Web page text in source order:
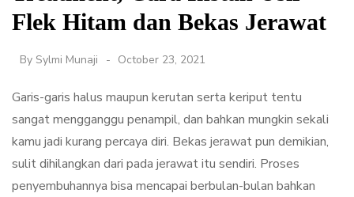
Flek Hitam dan Bekas Jerawat
By Sylmi Munaji October 23, 2021
Garis-garis halus maupun kerutan serta keriput tentu
sangat mengganggu penampil, dan bahkan mungkin sekali
kamu jadi kurang percaya diri. Bekas jerawat pun demikian,
sulit dihilangkan dari pada jerawat itu sendiri. Proses
penyembuhannya bisa mencapai berbulan-bulan bahkan